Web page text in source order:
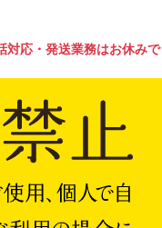
応・発送業務はお休みで